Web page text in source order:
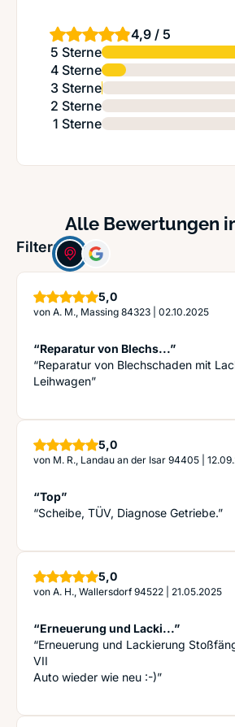
4,9 / 5
5 Sterne
4 Sterne
3 Sterne
2 Sterne
1 Sterne
Alle Bewertungen
Filter:
5,0Sterne
von A. M., Massing 84323 02.10.2025
“Reparatur von Blechs...”
“Reparatur von Blechschaden mit
Leihwagen”
5,0Sterne
von M. R., Landau an der Isar 94405
“Top”
“Scheibe, TÜV, Diagnose Getriebe.”
5,0Sterne
von A. H., Wallersdorf 94522 21.05.2025
“Erneuerung und Lacki...”
“Erneuerung und Lackierung
VII
Auto wieder wie neu :-)”